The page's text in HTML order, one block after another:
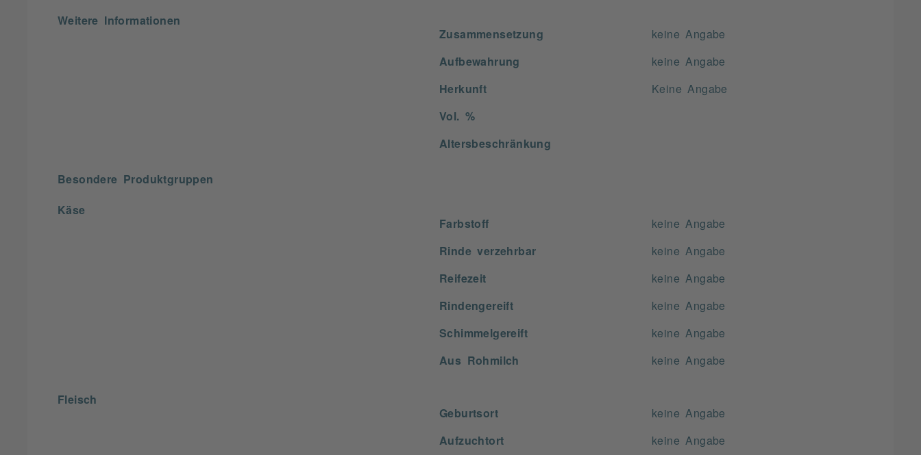
Weitere Informationen
Zusammensetzung
keine Angabe
Aufbewahrung keine Angabe
Herkunft Keine Angabe
Vol. %
Altersbeschränkung
Besondere Produktgruppen
Käse
Farbstoff
keine Angabe
Rinde verzehrbar keine Angabe
Reifezeit keine Angabe
Rindengereift keine Angabe
Schimmelgereift keine Angabe
Aus Rohmilch keine Angabe
Fleisch
Geburtsort
keine Angabe
Aufzuchtort keine Angabe